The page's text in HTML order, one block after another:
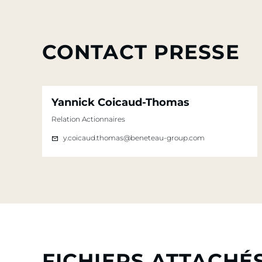
CONTACT PRESSE
Yannick Coicaud-Thomas
Relation Actionnaires
y.coicaud.thomas@beneteau-group.com